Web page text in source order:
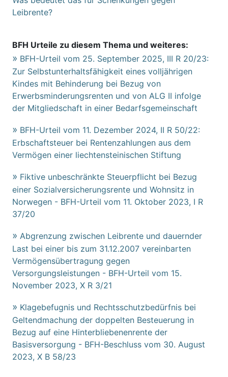
Leibrente?
BFH Urteile zu diesem Thema und weiteres:
BFH-Urteil vom 25. September 2025, III R 20/23:
Zur Selbstunterhaltsfähigkeit eines volljährigen
Kindes mit Behinderung bei Bezug von
Erwerbsminderungsrenten und von ALG II infolge
der Mitgliedschaft in einer Bedarfsgemeinschaft
BFH-Urteil vom 11. Dezember 2024, II R 50/22:
Erbschaftsteuer bei Rentenzahlungen aus dem
Vermögen einer liechtensteinischen Stiftung
Fiktive unbeschränkte Steuerpflicht bei Bezug
einer Sozialversicherungsrente und Wohnsitz in
Norwegen - BFH-Urteil vom 11. Oktober 2023, I R
37/20
Abgrenzung zwischen Leibrente und dauernder
Last bei einer bis zum 31.12.2007 vereinbarten
Vermögensübertragung gegen
Versorgungsleistungen - BFH-Urteil vom 15.
November 2023, X R 3/21
Klagebefugnis und Rechtsschutzbedürfnis bei
Geltendmachung der doppelten Besteuerung in
Bezug auf eine Hinterbliebenenrente der
Basisversorgung - BFH-Beschluss vom 30. August
2023, X B 58/23